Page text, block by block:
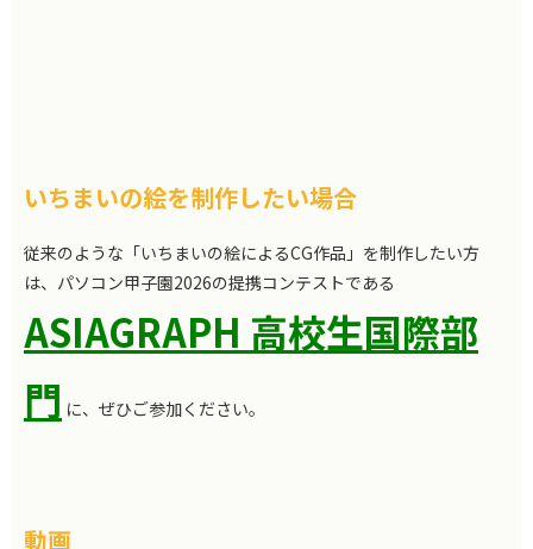
いちまいの絵を制作したい場合
従来のような「いちまいの絵によるCG作品」を制作したい方
は、パソコン甲子園2026の提携コンテストである
ASIAGRAPH 高校生国際部
門 に、ぜひご参加ください。
動画